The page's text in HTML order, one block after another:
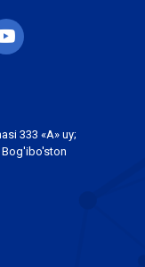
333 «А» uy;
Bog'ibo'ston